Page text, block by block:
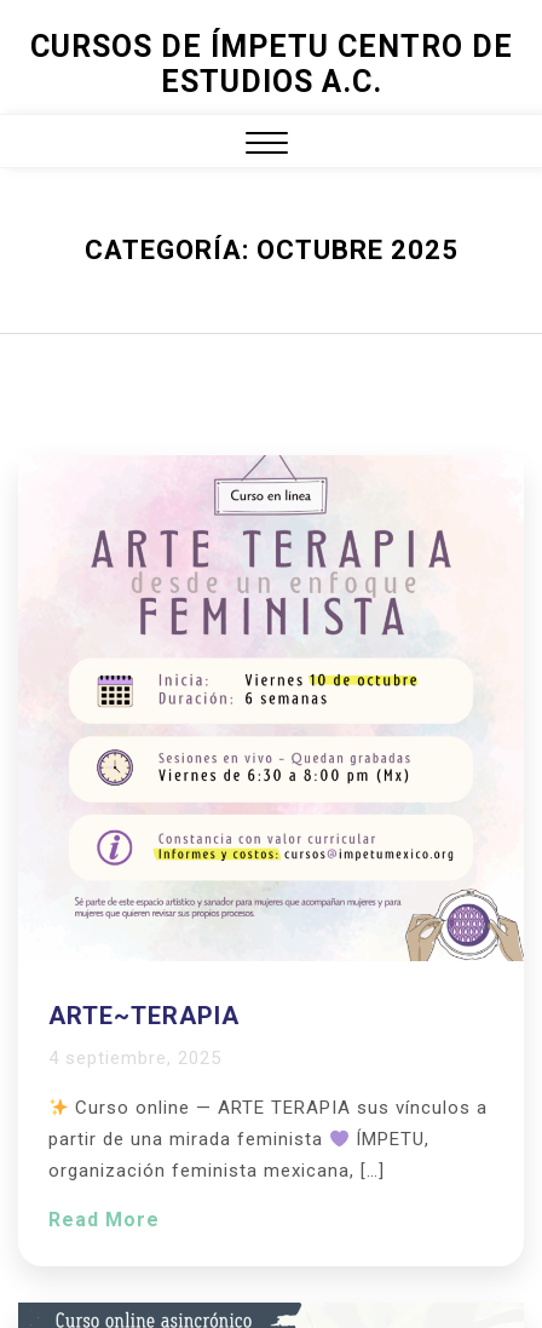
CURSOS DE ÍMPETU CENTRO DE
ESTUDIOS A.C.
CATEGORÍA: OCTUBRE 2025
ARTE~TERAPIA
4 septiembre, 2025
Curso online — ARTE TERAPIA sus vínculos a
partir de una mirada feminista
ÍMPETU,
organización feminista mexicana, […]
Read More